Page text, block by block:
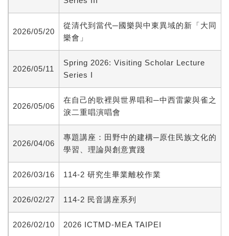
2026/05/20
從清代到當代─國樂與中東異域的新「大同
樂會」
2026/05/11
Spring 2026: Visiting Scholar Lecture
Series I
2026/05/06
在自己的歌裡與世界唱和─中西雷蒙與雀之
淚二重唱演唱會
2026/04/06
專題講座：田野中的建構─原住民族文化的
學習、理論與創意實踐
2026/03/16 114-2 研究生畢業離校作業
2026/02/27 114-2 民音講座系列
2026/02/10 2026 ICTMD-MEA TAIPEI